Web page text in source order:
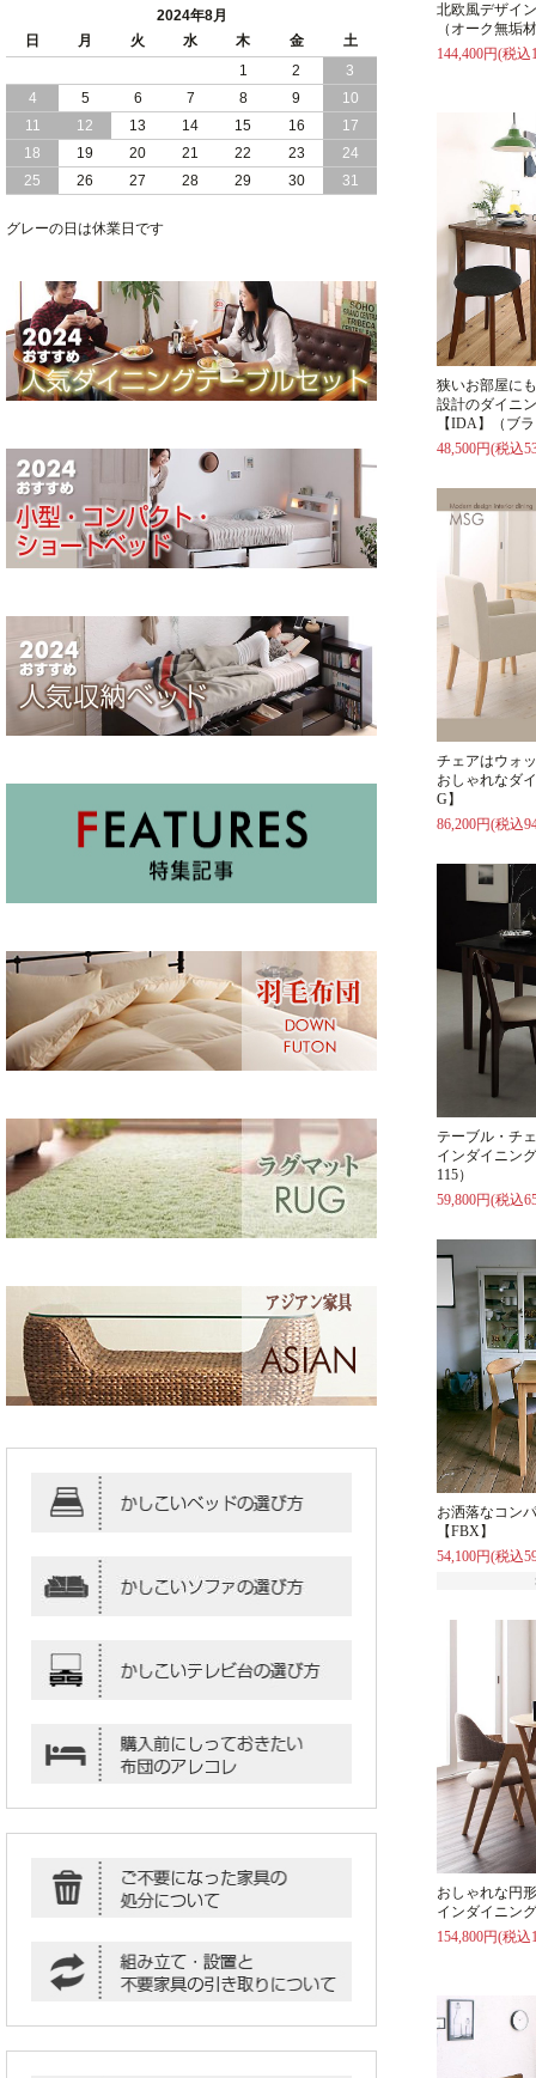
北欧風デザイ
（オーク無垢
144,400円(税込
狭いお部屋に
設計のダイニ
【IDA】（ブ
48,500円(税込
チェアはウォ
おしゃれなダ
G】
86,200円(税込
テーブル・チ
インダイニン
115）
59,800円(税込
お洒落なコン
【FBX】
54,100円(税込
おしゃれな円
インダイニン
154,800円(税込
組立設置付
日本製 大容量 収納 跳ね上げ式 （ リフ
トアップ ） ベッド 横開き ヘッドボー
ド 組立設置 付き
2024/04/25
日本製 収納 跳ね上げ式 リフトアップ
ベッド 縦開き ヘッドボード 組立設置サ
2024年8月
日
月 火 水 木 金
土
1
2
3
4
5 6 7 8 9
10
11
12 13 14 15 16
17
18
19 20 21 22 23
24
25
26 27 28 29 30 31
グレーの日は休業日です